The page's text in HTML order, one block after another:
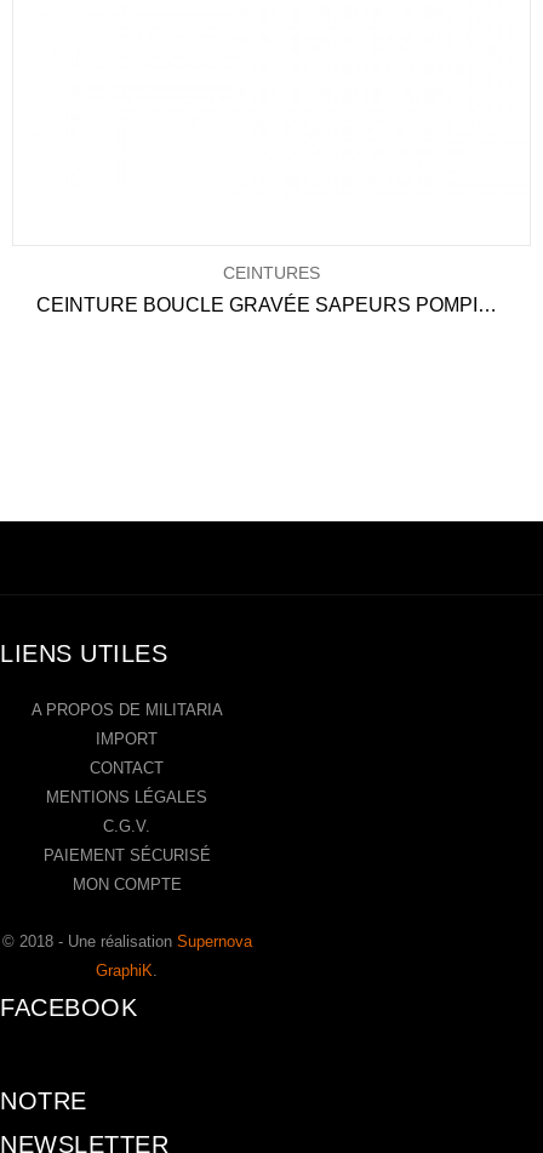
CEINTURES
CEINTURE BOUCLE GRAVÉE SAPEURS POMPIERS
LIENS UTILES
A PROPOS DE MILITARIA
IMPORT
CONTACT
MENTIONS LÉGALES
C.G.V.
PAIEMENT SÉCURISÉ
MON COMPTE
© 2018 - Une réalisation Supernova
GraphiK
FACEBOOK
NOTRE
NEWSLETTER